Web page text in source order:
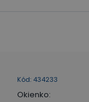
Kód: 434233
Okienko: